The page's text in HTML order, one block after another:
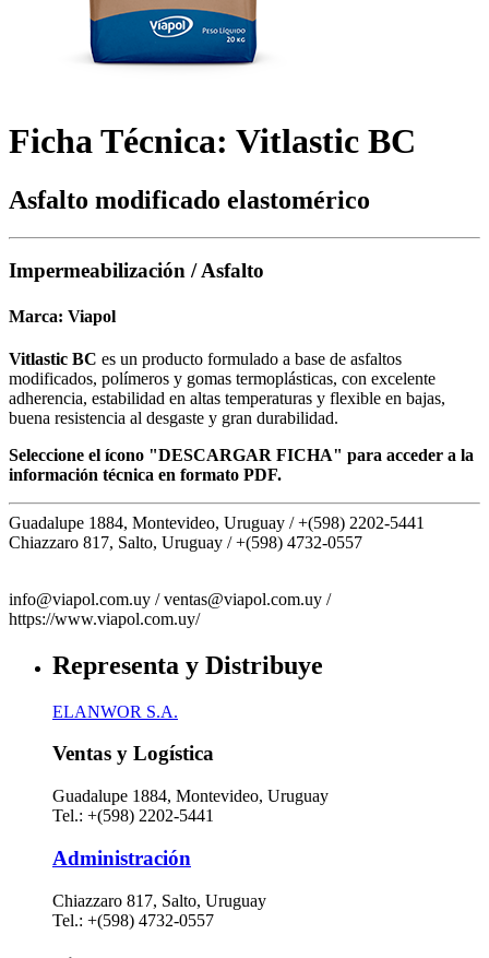
Ficha Técnica: Vitlastic BC
Asfalto modificado elastomérico
Impermeabilización / Asfalto
Marca: Viapol
Vitlastic BC es un producto formulado a base de asfaltos
modificados, polímeros y gomas termoplásticas, con excelente
adherencia, estabilidad en altas temperaturas y flexible en bajas,
buena resistencia al desgaste y gran durabilidad.
Seleccione el ícono "DESCARGAR FICHA" para acceder a la
información técnica en formato PDF.
Guadalupe 1884, Montevideo, Uruguay /+(598) 2202-5441
Chiazzaro 817, Salto, Uruguay /+(598) 4732-0557
info@viapol.com.uy /ventas@viapol.com.uy /
https://www.viapol.com.uy/
Representa y Distribuye
ELANWOR S.A.
Ventas y Logística
Guadalupe 1884, Montevideo, Uruguay
Tel.: +(598) 2202-5441
Administración
Chiazzaro 817, Salto, Uruguay
Tel.: +(598) 4732-0557